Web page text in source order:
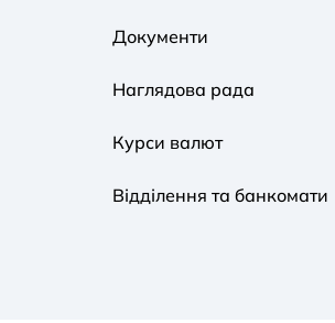
Документи
Наглядова рада
Курси валют
Відділення та банкомати